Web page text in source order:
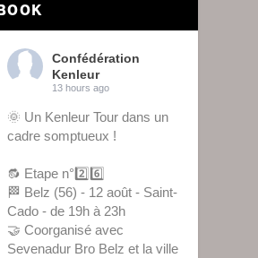
Confédération
Kenleur
13 hours ago
🌞 Un Kenleur Tour dans un
cadre somptueux !
🔂 Etape n°2️⃣6️⃣
🏁 Belz (56) - 12 août - Saint-
Cado - de 19h à 23h
🤝 Coorganisé avec
Sevenadur Bro Belz et la ville